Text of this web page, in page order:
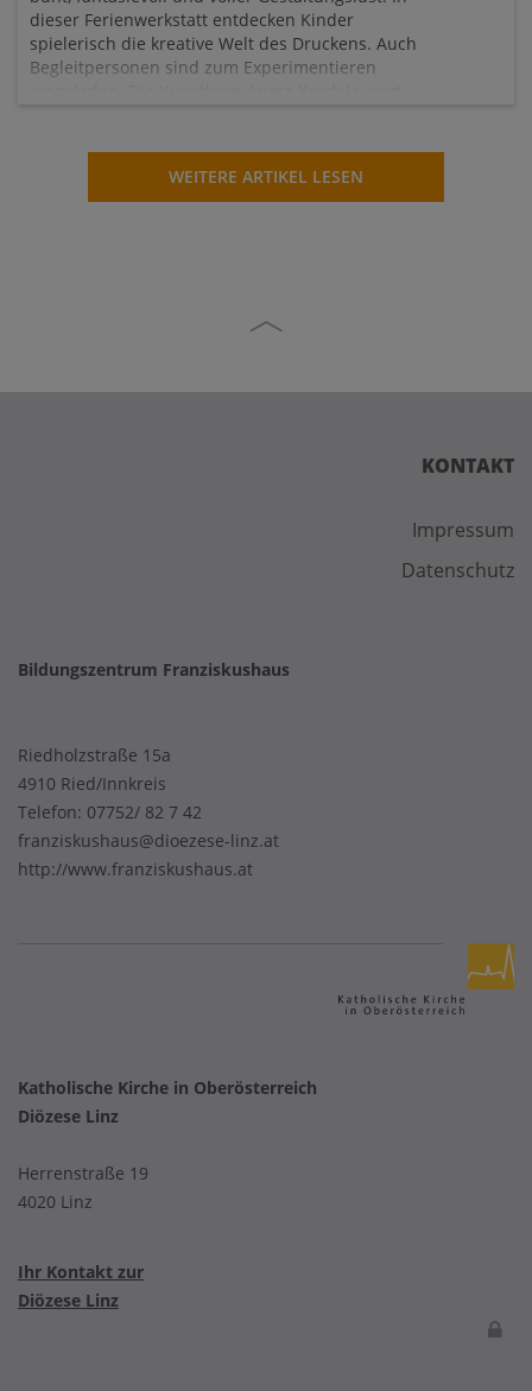
dieser Ferienwerkstatt entdecken Kinder
spielerisch die kreative Welt des Druckens. Auch
Begleitpersonen sind zum Experimentieren
entstehen. Frei experimentieren, Spuren
hinterlassen und eigene "Kunstschätze" drucken -
WEITERE ARTIKEL LESEN
KONTAKT
Impressum
Datenschutz
Bildungszentrum Franziskushaus
Riedholzstraße 15a
4910 Ried/Innkreis
Telefon: 07752/ 82 7 42
franziskushaus@dioezese-linz.at
http://www.franziskushaus.at
Katholische Kirche in Oberösterreich
Diözese Linz
Herrenstraße 19
4020 Linz
Ihr Kontakt zur
Diözese Linz